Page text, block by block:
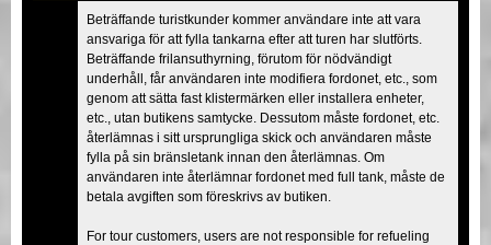
Beträffande turistkunder kommer användare inte att vara
ansvariga för att fylla tankarna efter att turen har slutförts.
Beträffande frilansuthyrning, förutom för nödvändigt
underhåll, får användaren inte modifiera fordonet, etc., som
genom att sätta fast klistermärken eller installera enheter,
etc., utan butikens samtycke. Dessutom måste fordonet, etc.
återlämnas i sitt ursprungliga skick och användaren måste
fylla på sin bränsletank innan den återlämnas. Om
användaren inte återlämnar fordonet med full tank, måste de
betala avgiften som föreskrivs av butiken.
For tour customers, users are not responsible for refueling